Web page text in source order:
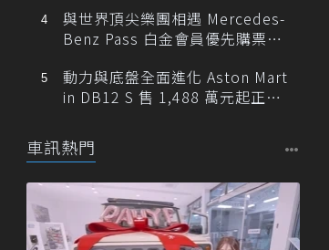
與世界頂尖樂團相遇 Mercedes-
Benz Pass 白金會員優先購票維
動力與底盤全面進化 Aston Mart
in DB12 S 售 1,488 萬元起正式
車訊熱門